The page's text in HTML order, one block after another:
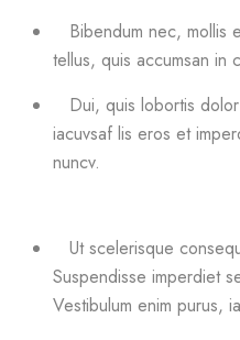
Bibendum nec, mollis
tellus, quis accumsan in
Dui, quis lobortis
iacuvsaf lis eros et
nuncv.
Ut scelerisque
Suspendisse imperdiet
Vestibulum enim purus,